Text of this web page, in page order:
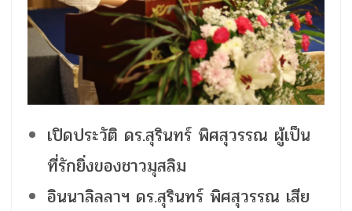
เปิดประวัติ ดร.สุรินทร์ พิศสุวรรณ ผู้เป็น
ที่รักยิ่งของชาวมุสลิม
อินนาลิลลาฯ ดร.สุรินทร์ พิศสุวรรณ เสีย